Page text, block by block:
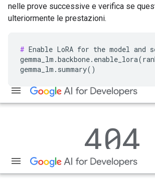
nelle prove successive e verifica se
ulteriormente le prestazioni.
# Enable LoRA for the model and